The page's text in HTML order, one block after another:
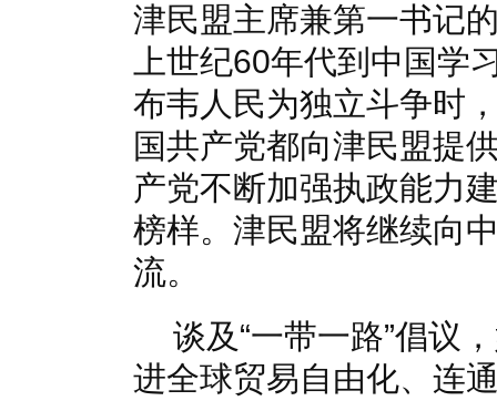
津民盟主席兼第一书记
上世纪60年代到中国学
布韦人民为独立斗争时
国共产党都向津民盟提
产党不断加强执政能力
榜样。津民盟将继续向
流。
谈及“一带一路”倡议
进全球贸易自由化、连